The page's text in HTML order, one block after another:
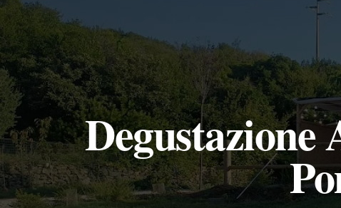
Degustazione